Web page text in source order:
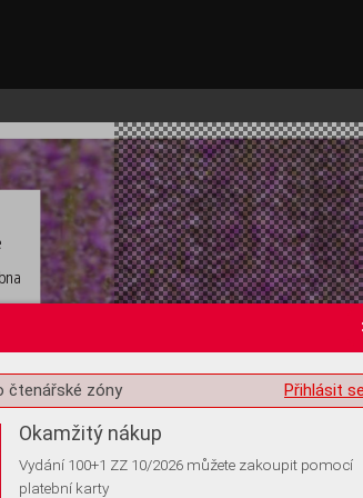
volitelných informací Přihlásit
čtenářské zóny
Okamžitý nákup
Vydání 100+1 ZZ 10/2026 můžete zakoupit pomocí
platební karty